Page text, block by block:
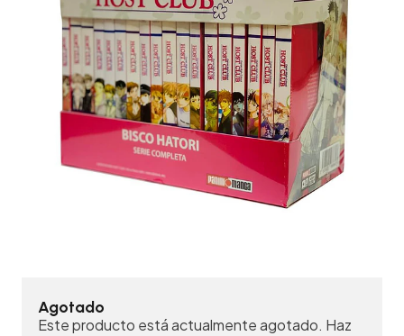
Agotado
Este producto está actualmente agotado. Haz